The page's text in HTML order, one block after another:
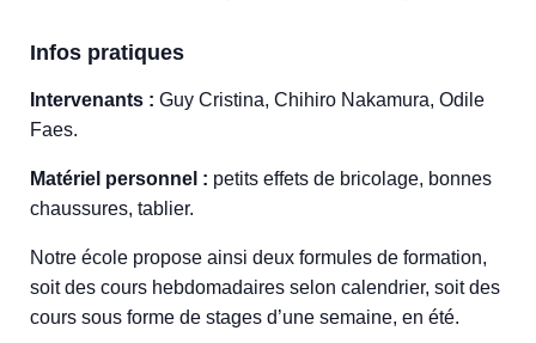
Infos pratiques
Intervenants : Guy Cristina, Chihiro Nakamura, Odile
Faes.
Matériel personnel : petits effets de bricolage, bonnes
chaussures, tablier.
Notre école propose ainsi deux formules de formation,
soit des cours hebdomadaires selon calendrier, soit des
cours sous forme de stages d’une semaine, en été.